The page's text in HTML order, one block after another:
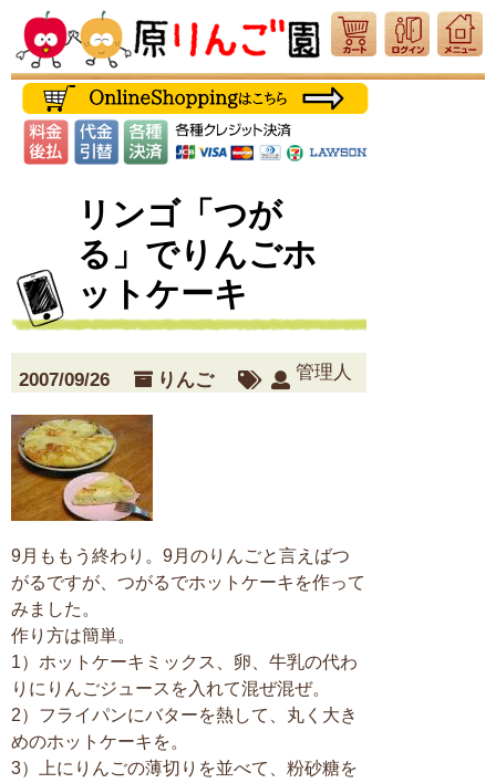
リンゴ「つが
る」でりんごホ
ットケーキ
2007/09/26 りんご 管理人
9月ももう終わり。9月のりんごと言えばつ
がるですが、つがるでホットケーキを作って
みました。
作り方は簡単。
1）ホットケーキミックス、卵、牛乳の代わ
りにりんごジュースを入れて混ぜ混ぜ。
2）フライパンにバターを熱して、丸く大き
めのホットケーキを。
3）上にりんごの薄切りを並べて、粉砂糖を